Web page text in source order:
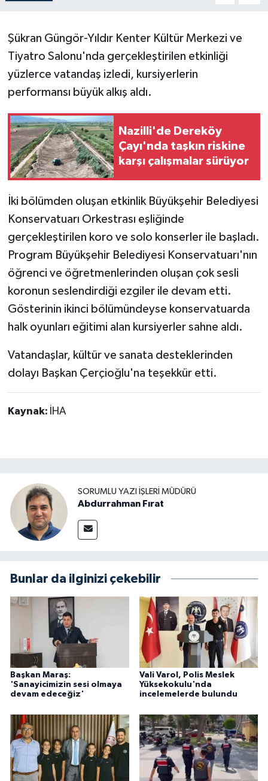
Şükran Güngör-Yıldır Kenter Kültür Merkezi ve
Tiyatro Salonu'nda gerçekleştirilen etkinliği
yüzlerce vatandaş izledi, kursiyerlerin
performansı büyük alkış aldı.
Nazilli'de Dereköy
Çayı'nda taşkın riskine
karşı çalışmalar sürüyor
İki bölümden oluşan etkinlik Büyükşehir Belediyesi
Konservatuarı Orkestrası eşliğinde
gerçekleştirilen koro ve solo konserler ile başladı.
Program Büyükşehir Belediyesi Konservatuarı'nın
öğrenci ve öğretmenlerinden oluşan çok sesli
koronun seslendirdiği ezgiler ile devam etti.
Gösterinin ikinci bölümündeyse konservatuarda
halk oyunları eğitimi alan kursiyerler sahne aldı.
Vatandaşlar, kültür ve sanata desteklerinden
dolayı Başkan Çerçioğlu'na teşekkür etti.
Kaynak: İHA
SORUMLU YAZI İŞLERI MÜDÜRÜ
Abdurrahman Fırat
Bunlar da ilginizi çekebilir
Başkan Maraş:
'Sanayicimizin sesi olmaya
devam edeceğiz'
Vali Varol, Polis Meslek
Yüksekokulu'nda
incelemelerde bulundu